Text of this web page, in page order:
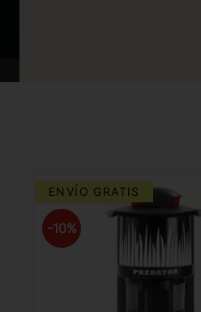
10%
ENVÍO GRATIS